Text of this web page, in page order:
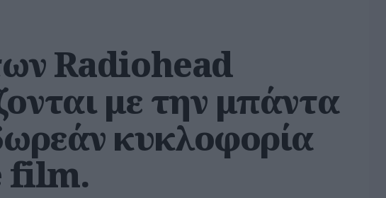
Radiohead
με την μπάντα
κυκλοφορία
film.